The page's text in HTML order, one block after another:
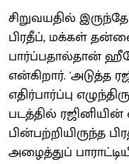
சிறுவயதில்
பிரதீப், மக்கள்
பார்ப்பதால்தான்
என்கிறார். 'அடுத்த
எதிர்பார்ப்பு
படத்தில்
பின்பற்றியிருந்த
அழைத்துப்